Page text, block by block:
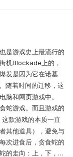
是游戏史上最流行的
机Blockade上的，
发是因为它在诺基
随着时间的迁移，这
脑和网页游戏中。
蛇游戏。而且游戏的
款游戏的本质一直
其他道具），避免与
次进食后，贪食蛇的
的走向：上，下，